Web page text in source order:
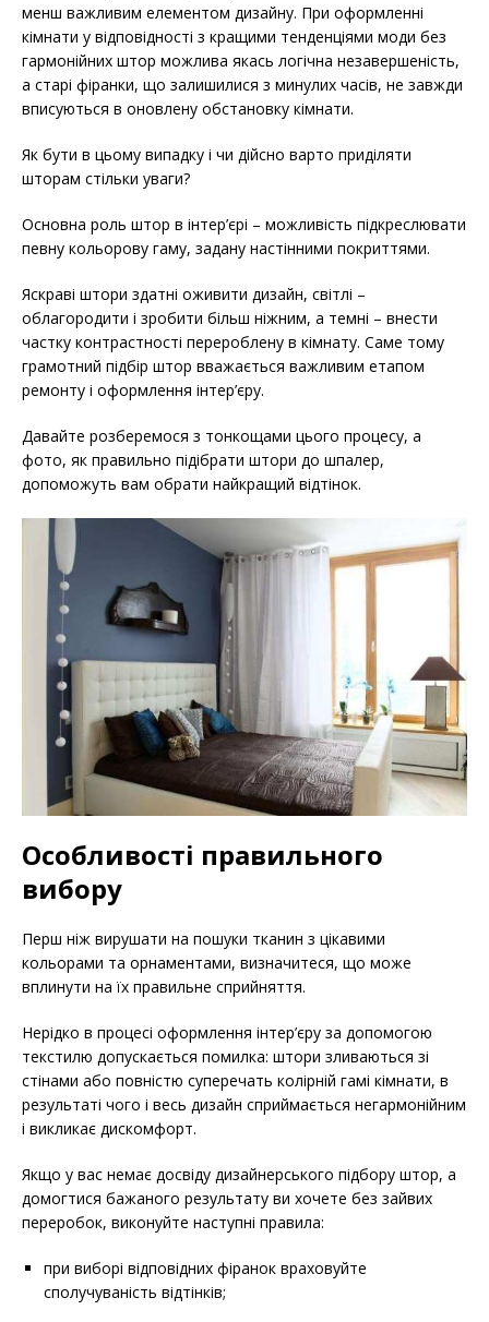
менш важливим елементом дизайну. При оформленні
кімнати у відповідності з кращими тенденціями моди без
гармонійних штор можлива якась логічна незавершеність,
а старі фіранки, що залишилися з минулих часів, не завжди
вписуються в оновлену обстановку кімнати.
Як бути в цьому випадку і чи дійсно варто приділяти
шторам стільки уваги?
Основна роль штор в інтер’єрі – можливість підкреслювати
певну кольорову гаму, задану настінними покриттями.
Яскраві штори здатні оживити дизайн, світлі –
облагородити і зробити більш ніжним, а темні – внести
частку контрастності перероблену в кімнату. Саме тому
грамотний підбір штор вважається важливим етапом
ремонту і оформлення інтер’єру.
Давайте розберемося з тонкощами цього процесу, а
фото, як правильно підібрати штори до шпалер,
допоможуть вам обрати найкращий відтінок.
Особливості правильного
вибору
Перш ніж вирушати на пошуки тканин з цікавими
кольорами та орнаментами, визначитеся, що може
вплинути на їх правильне сприйняття.
Нерідко в процесі оформлення інтер’єру за допомогою
текстилю допускається помилка: штори зливаються зі
стінами або повністю суперечать колірній гамі кімнати, в
результаті чого і весь дизайн сприймається негармонійним
і викликає дискомфорт.
Якщо у вас немає досвіду дизайнерського підбору штор, а
домогтися бажаного результату ви хочете без зайвих
переробок, виконуйте наступні правила:
при виборі відповідних фіранок враховуйте
сполучуваність відтінків;